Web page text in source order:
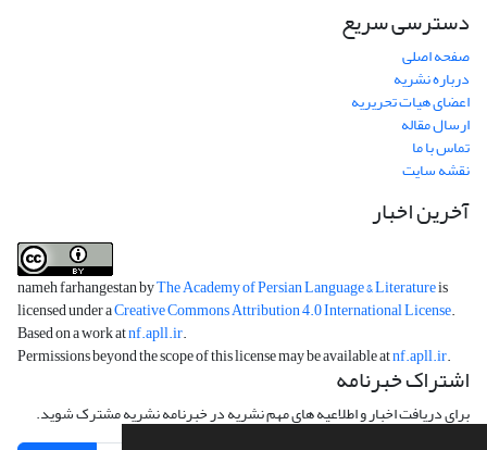
دسترسی سریع
صفحه اصلی
درباره نشریه
اعضای هیات تحریریه
ارسال مقاله
تماس با ما
نقشه سایت
آخرین اخبار
nameh farhangestan byThe Academy of Persian Language & Literatureis
licensed under aCreative Commons Attribution 4.0 International License.
Based on a work atnf.apll.ir.
Permissions beyond the scope of this license may be available atnf.apll.ir.
اشتراک خبرنامه
برای دریافت اخبار و اطلاعیه های مهم نشریه در خبرنامه نشریه مشترک شوید.